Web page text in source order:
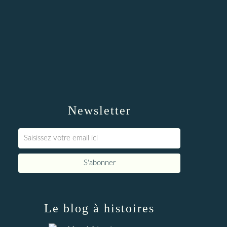
Newsletter
Le blog à histoires